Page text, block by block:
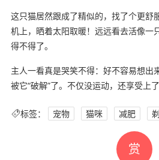
这只猫居然跟成了精似的，找了个更
机上，晒着太阳取暖！远远看去活像一
得不得了。
主人一看真是哭笑不得：好不容易想出
被它“破解”了。不仅没运动，还享受上了
标签： 宠物 猫咪 减肥
赏